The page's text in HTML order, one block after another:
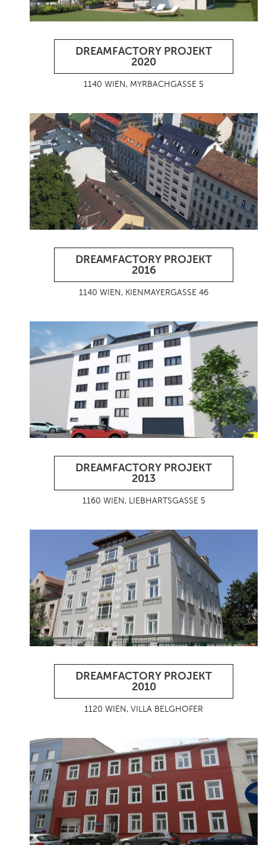
DREAMFACTORY PROJEKT
2020
1140 WIEN, MYRBACHGASSE 5
DREAMFACTORY PROJEKT
2016
1140 WIEN, KIENMAYERGASSE 46
DREAMFACTORY PROJEKT
2013
1160 WIEN, LIEBHARTSGASSE 5
DREAMFACTORY PROJEKT
2010
1120 WIEN, VILLA BELGHOFER